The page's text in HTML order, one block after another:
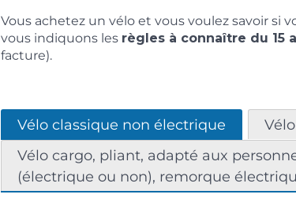
Vous achetez un vélo et vous voulez savoir si
vous indiquons les règles à connaître du 15
facture).
Vélo classique non électrique
Vélo cargo, pliant, adapté aux
(électrique ou non), remorque